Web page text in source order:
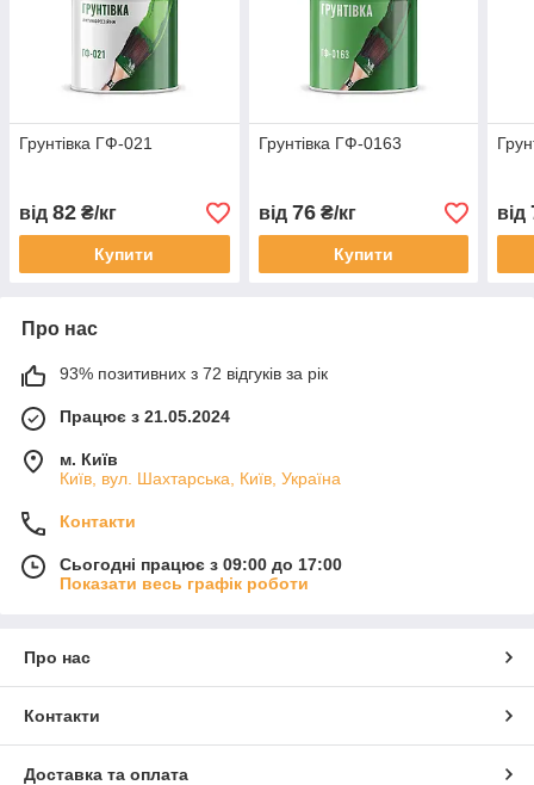
Грунтівка ГФ-021
від 82 ₴/кг
Купити
Грунтівка ГФ-0163
від 76₴/кг
Купити
від
Про нас
93% позитивних з 72 відгуків за рік
Працює з 21.05.2024
м. Київ
Київ, вул. Шахтарська, Київ, Україна
Контакти
Сьогодні працює з 09:00 до 17:00
Показати весь графік роботи
Про нас
Контакти
Доставка та оплата